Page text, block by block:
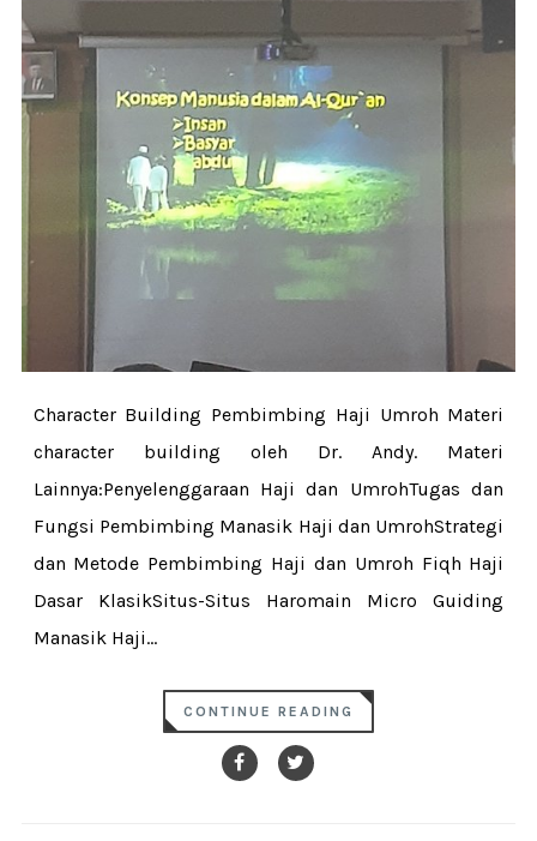
Character Building Pembimbing Haji Umroh Materi
character building oleh Dr. Andy. Materi
Lainnya:Penyelenggaraan Haji dan UmrohTugas dan
Fungsi Pembimbing Manasik Haji dan UmrohStrategi
dan Metode Pembimbing Haji dan Umroh Fiqh Haji
Dasar KlasikSitus-Situs Haromain Micro Guiding
Manasik Haji...
CONTINUE READING